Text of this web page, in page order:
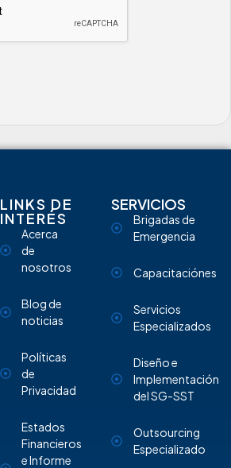
LINKS DE
INTERÉS
Acerca
de
nosotros
Blog de
noticias
Políticas
de
Privacidad
Estados
Financieros
e Informe
SERVICIOS
Brigadas de
Emergencia
Capacitaciónes
Servicios
Especializados
Diseño e
Implementación
del SG-SST
Outsourcing
Especializado